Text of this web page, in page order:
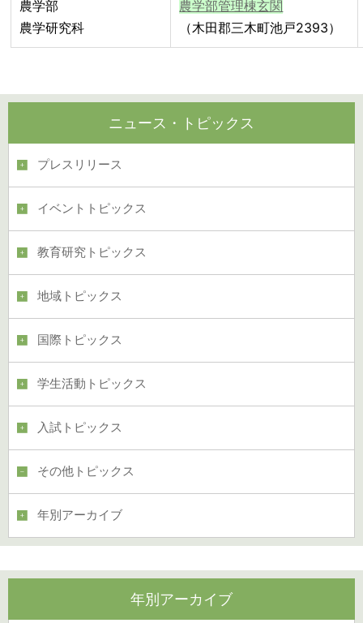
農学部
農学研究科
農学部管理棟玄関
（木田郡三木町池戸2393）
ニュース・トピックス
プレスリリース
イベントトピックス
教育研究トピックス
地域トピックス
国際トピックス
学生活動トピックス
入試トピックス
その他トピックス
年別アーカイブ
年別アーカイブ